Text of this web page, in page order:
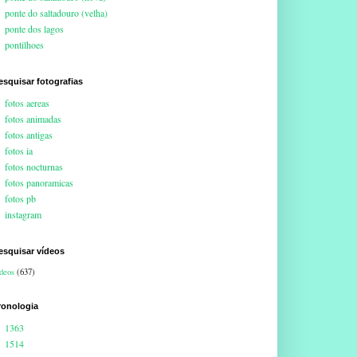
ponte do saltadouro (velha)
ponte dos lagos
pontilhoes
fotografias
fotos aereas
fotos animadas
fotos antigas
fotos ia
fotos nocturnas
fotos panoramicas
fotos pb
instagram
vídeos
(637)
1363
1514